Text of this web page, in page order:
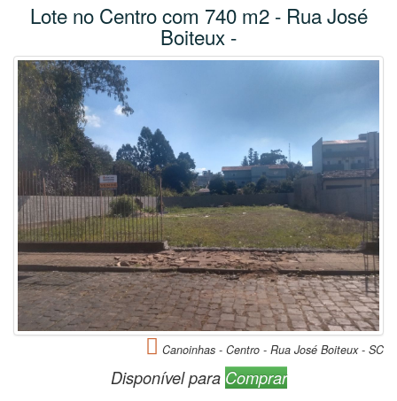
Lote no Centro com 740 m2 - Rua José
Boiteux -
Canoinhas - Centro - Rua José Boiteux - SC
Disponível para Comprar